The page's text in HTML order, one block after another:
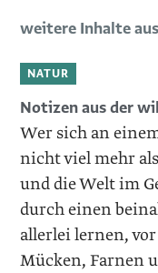
weitere Inhalte
NATUR
Notizen aus der
Wer sich an
nicht viel mehr
und die Welt im
durch einen
allerlei lernen,
Mücken, Farnen